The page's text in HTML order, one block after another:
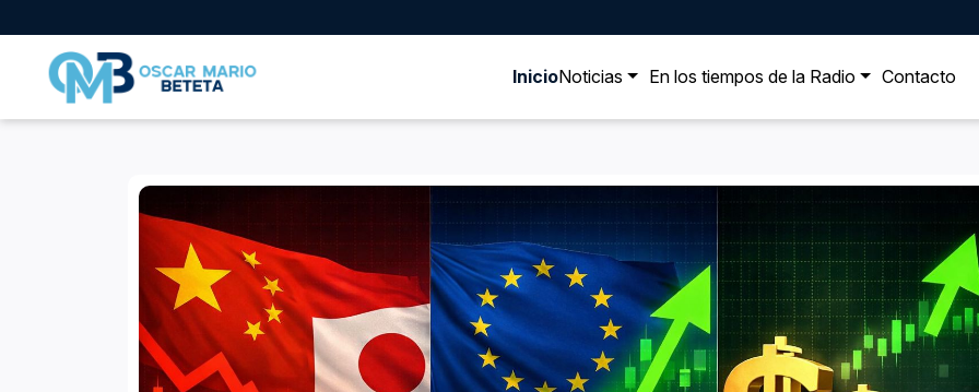
InicioNoticias En los tiempos de la Radio Contacto
Nacional
En los tiempos de la radio
Entrevistas
Internacional